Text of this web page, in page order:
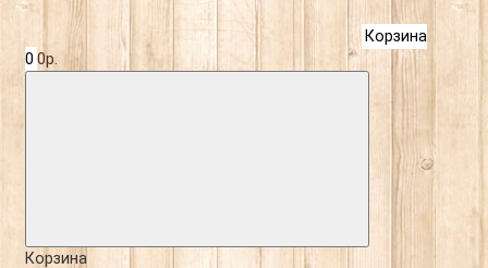
Корзина
0 0р.
Корзина